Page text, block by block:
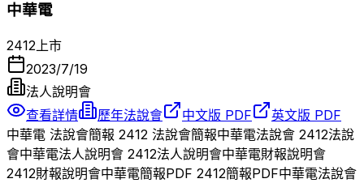
中華電
2412上市
2023/7/19
法人說明會
查看詳情
歷年法說會 中文版 PDF
英文版 PDF
中華電 法說會簡報 2412 法說會簡報中華電法說會 2412法說
會中華電法人說明會 2412法人說明會中華電財報說明會
2412財報說明會中華電簡報PDF 2412簡報PDF中華電法說會